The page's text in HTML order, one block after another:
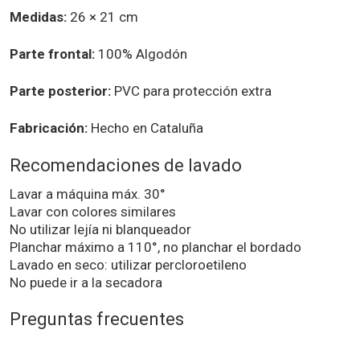
Medidas: 26 × 21 cm
Parte frontal: 100% Algodón
Parte posterior: PVC para protección extra
Fabricación: Hecho en Cataluña
Recomendaciones de lavado
Lavar a máquina máx. 30°
Lavar con colores similares
No utilizar lejía ni blanqueador
Planchar máximo a 110°, no planchar el bordado
Lavado en seco: utilizar percloroetileno
No puede ir a la secadora
Preguntas frecuentes